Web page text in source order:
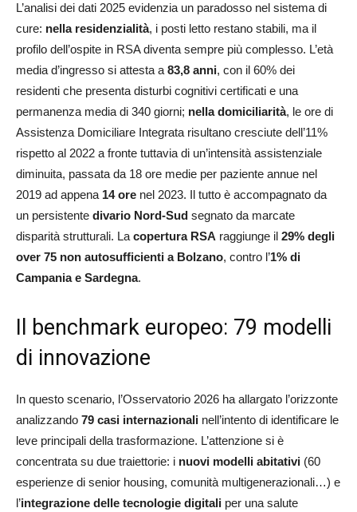
L’analisi dei dati 2025 evidenzia un paradosso nel sistema di
cure: nella residenzialità, i posti letto restano stabili, ma il
profilo dell’ospite in RSA diventa sempre più complesso. L’età
media d’ingresso si attesta a 83,8 anni, con il 60% dei
residenti che presenta disturbi cognitivi certificati e una
permanenza media di 340 giorni; nella domiciliarità, le ore di
Assistenza Domiciliare Integrata risultano cresciute dell’11%
rispetto al 2022 a fronte tuttavia di un’intensità assistenziale
diminuita, passata da 18 ore medie per paziente annue nel
2019 ad appena 14 ore nel 2023. Il tutto è accompagnato da
un persistente divario Nord-Sud segnato da marcate
disparità strutturali. La copertura RSA raggiunge il 29% degli
over 75 non autosufficienti a Bolzano, contro l’1% di
Campania e Sardegna.
Il benchmark europeo: 79 modelli
di innovazione
In questo scenario, l’Osservatorio 2026 ha allargato l’orizzonte
analizzando 79 casi internazionali nell’intento di identificare le
leve principali della trasformazione. L’attenzione si è
concentrata su due traiettorie: i nuovi modelli abitativi (60
esperienze di senior housing, comunità multigenerazionali…) e
l’integrazione delle tecnologie digitali per una salute